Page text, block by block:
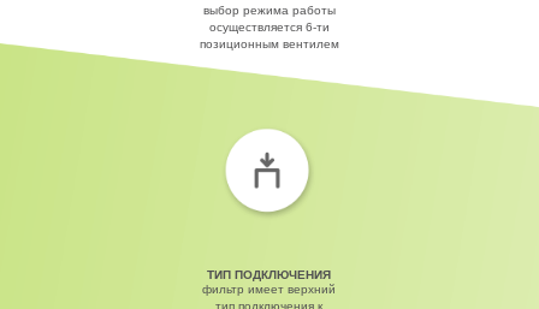
выбор режима работы
осуществляется 6-ти
позиционным вентилем
ТИП ПОДКЛЮЧЕНИЯ
фильтр имеет верхний
тип подключения к